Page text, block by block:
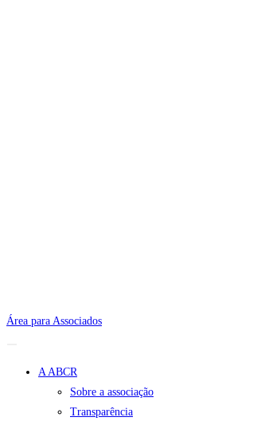
Área para Associados
A ABCR
Sobre a associação
Transparência